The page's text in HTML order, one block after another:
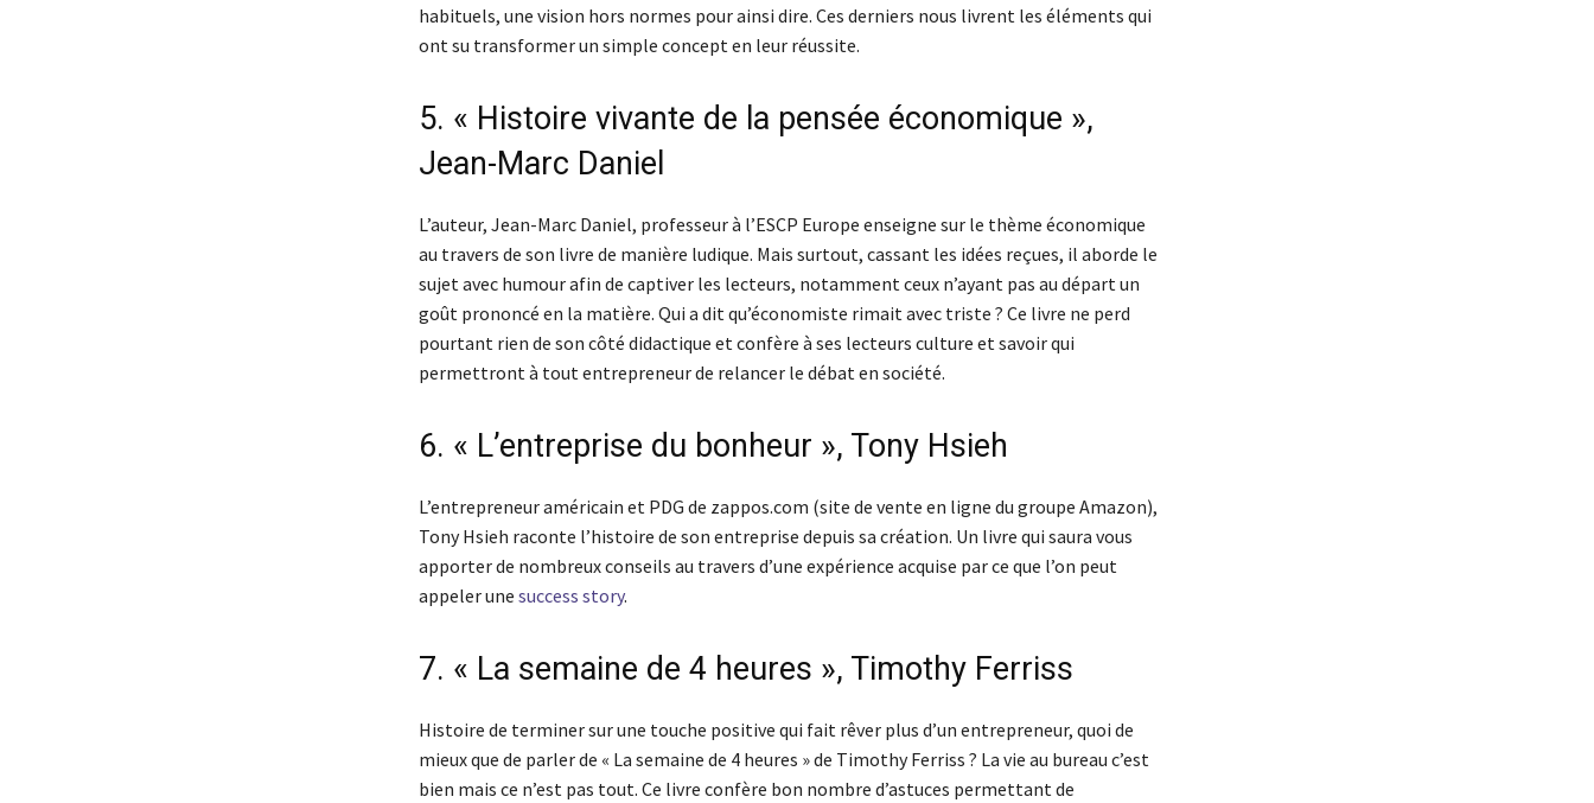
habituels, une vision hors normes pour ainsi dire. Ces derniers nous livrent les éléments qui
ont su transformer un simple concept en leur réussite.
5. « Histoire vivante de la pensée économique »,
Jean-Marc Daniel
L’auteur, Jean-Marc Daniel, professeur à l’ESCP Europe enseigne sur le thème économique
au travers de son livre de manière ludique. Mais surtout, cassant les idées reçues, il aborde le
sujet avec humour afin de captiver les lecteurs, notamment ceux n’ayant pas au départ un
goût prononcé en la matière. Qui a dit qu’économiste rimait avec triste ? Ce livre ne perd
pourtant rien de son côté didactique et confère à ses lecteurs culture et savoir qui
permettront à tout entrepreneur de relancer le débat en société.
6. « L’entreprise du bonheur », Tony Hsieh
L’entrepreneur américain et PDG de zappos.com (site de vente en ligne du groupe Amazon),
Tony Hsieh raconte l’histoire de son entreprise depuis sa création. Un livre qui saura vous
apporter de nombreux conseils au travers d’une expérience acquise par ce que l’on peut
appeler une success story.
7. « La semaine de 4 heures », Timothy Ferriss
Histoire de terminer sur une touche positive qui fait rêver plus d’un entrepreneur, quoi de
mieux que de parler de « La semaine de 4 heures » de Timothy Ferriss ? La vie au bureau c’est
bien mais ce n’est pas tout. Ce livre confère bon nombre d’astuces permettant de